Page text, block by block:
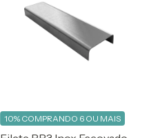
10% COMPRANDO 6 OU MAIS